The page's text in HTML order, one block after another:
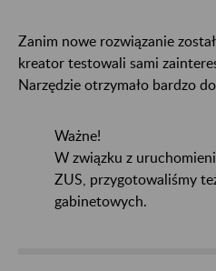
Zanim nowe rozwiązanie
kreator testowali sami
Narzędzie otrzymało bardzo
Ważne!
W związku z
ZUS, przygotowaliśmy
gabinetowych.